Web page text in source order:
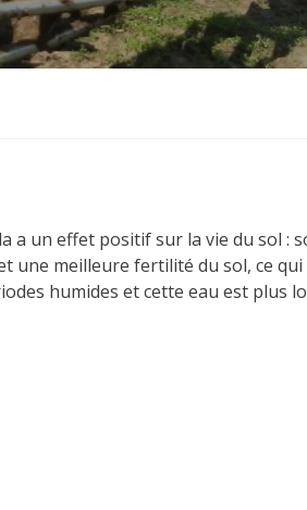
a un effet positif sur la vie du sol :
une meilleure fertilité du sol, ce
humides et cette eau est plus